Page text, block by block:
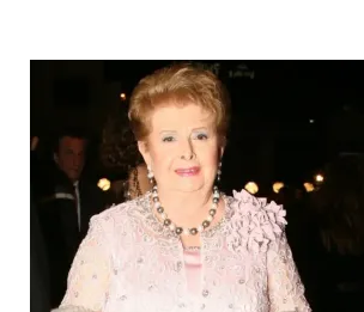
o
k
t